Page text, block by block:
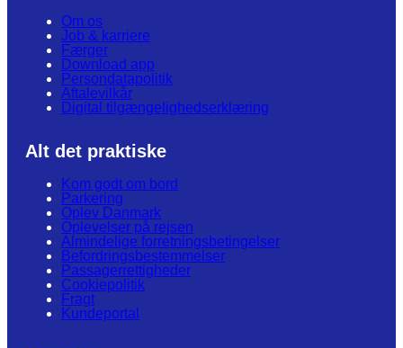
Om os
Job & karriere
Færger
Download app
Persondatapolitik
Aftalevilkår
Digital tilgængelighedserklæring
Alt det praktiske
Kom godt om bord
Parkering
Oplev Danmark
Oplevelser på rejsen
Almindelige forretningsbetingelser
Befordringsbestemmelser
Passagerrettigheder
Cookiepolitik
Fragt
Kundeportal